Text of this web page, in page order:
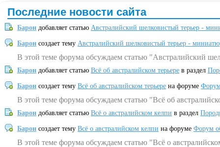
Последние новости сайта
Барон добавляет статью Австралийский шелковистый терьер -
Барон создает тему Австралийский шелковистый терьер -
В этой теме форума обсуждаем статью "Австралийский
Барон добавляет статью Всё об австралийском терьере в раздел
Барон создает тему Всё об австралийском терьере на форуме
В этой теме форума обсуждаем статью "Всё об
Барон добавляет статью Всё о австралийском келпи в раздел
Барон создает тему Всё о австралийском келпи на форуме Форум
В этой теме форума обсуждаем статью "Всё о